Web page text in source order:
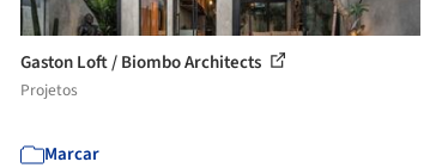
Gaston Loft / Biombo Architects
Projetos
Marcar